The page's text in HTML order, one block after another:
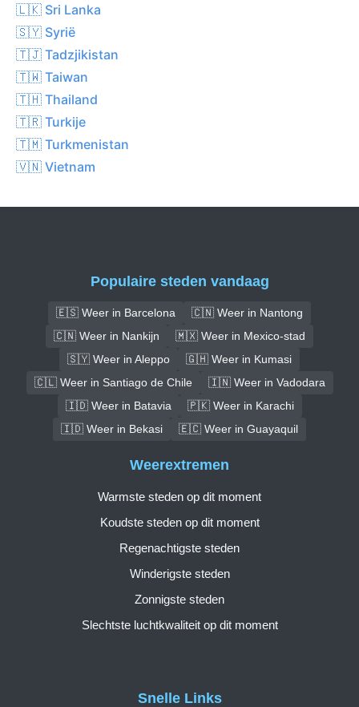
🇱🇰 Sri Lanka
🇸🇾 Syrië
🇹🇯 Tadzjikistan
🇹🇼 Taiwan
🇹🇭 Thailand
🇹🇷 Turkije
🇹🇲 Turkmenistan
🇻🇳 Vietnam
Populaire steden vandaag
🇪🇸 Weer in Barcelona
🇨🇳 Weer in Nantong
🇨🇳 Weer in Nankijn
🇲🇽 Weer in Mexico-stad
🇸🇾 Weer in Aleppo
🇬🇭 Weer in Kumasi
🇨🇱 Weer in Santiago de Chile
🇮🇳 Weer in Vadodara
🇮🇩 Weer in Batavia
🇵🇰 Weer in Karachi
🇮🇩 Weer in Bekasi
🇪🇨 Weer in Guayaquil
Snelle Links
Weerextremen
Warmste steden op dit moment
Koudste steden op dit moment
Regenachtigste steden
Winderigste steden
Zonnigste steden
Slechtste luchtkwaliteit op dit moment